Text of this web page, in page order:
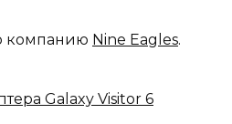
компанию Nine Eagles.
Galaxy Visitor 6